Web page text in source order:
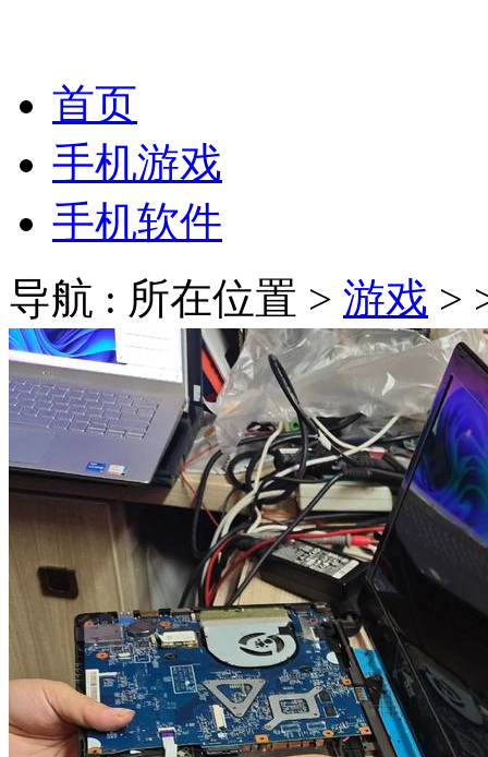
首页
手机游戏
手机软件
导航 : 所在位置 > 游戏 >